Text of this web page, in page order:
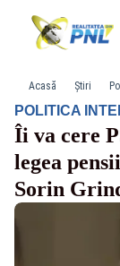
Acasă Știri
POLITICA
Îi va cere
legea
Sorin